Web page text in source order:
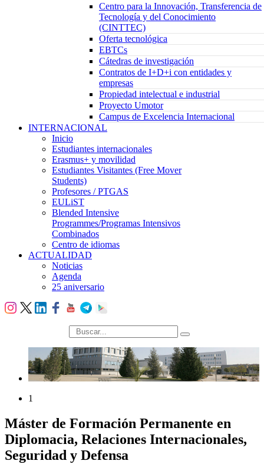
Centro para la Innovación, Transferencia de
Tecnología y del Conocimiento
(CINTTEC)
Oferta tecnológica
EBTCs
Cátedras de investigación
Contratos de I+D+i con entidades y
empresas
Propiedad intelectual e industrial
Proyecto Umotor
Campus de Excelencia Internacional
INTERNACIONAL
Inicio
Estudiantes internacionales
Erasmus+ y movilidad
Estudiantes Visitantes (Free Mover
Students)
Profesores / PTGAS
EULiST
Blended Intensive
Programmes/Programas Intensivos
Combinados
Centro de idiomas
ACTUALIDAD
Noticias
Agenda
25 aniversario
búsqueda
1
Máster de Formación Permanente en
Diplomacia, Relaciones Internacionales,
Seguridad y Defensa